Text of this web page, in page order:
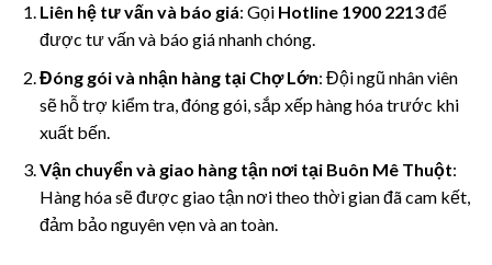
Liên hệ tư vấn và báo giá: Gọi Hotline 1900 2213để
được tư vấn và báo giá nhanh chóng.
Đóng gói và nhận hàng tại Chợ Lớn: Đội ngũ nhân viên
sẽ hỗ trợ kiểm tra, đóng gói, sắp xếp hàng hóa trước khi
xuất bến.
Vận chuyển và giao hàng tận nơi tại Buôn Mê Thuột:
Hàng hóa sẽ được giao tận nơi theo thời gian đã cam kết,
đảm bảo nguyên vẹn và an toàn.